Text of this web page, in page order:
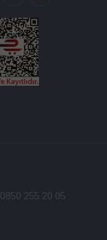
0850 255 20 05